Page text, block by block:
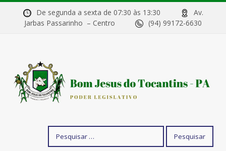
De segunda a sexta de 07:30 às 13:30
Av.
Jarbas Passarinho – Centro
(94) 99172-6630
por: